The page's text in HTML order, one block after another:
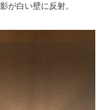
が白い壁に反射。